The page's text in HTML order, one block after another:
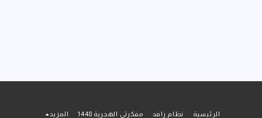
الرئيسية نظام رافد مفكرتي الهجرية 1448 المزيد